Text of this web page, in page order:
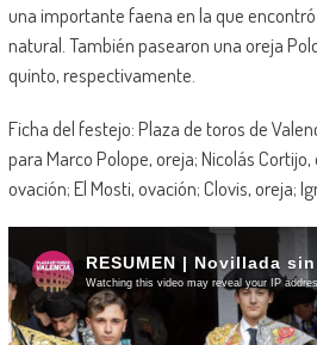
una importante faena en la que
natural. También pasearon una oreja
quinto, respectivamente.
Ficha del festejo: Plaza de toros de
para Marco Polope, oreja; Nicolás
ovación; El Mosti, ovación; Clovis, oreja;